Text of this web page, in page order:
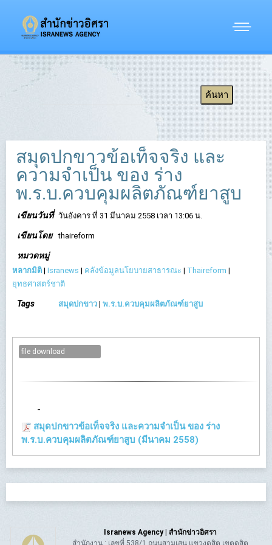
สมุดปกขาวข้อเท็จจริง และ
ความจำเป็น ของ ร่าง
พ.ร.บ.ควบคุมผลิตภัณฑ์ยาสูบ
เขียนวันที่ วันอังคาร ที่ 31 มีนาคม 2558 เวลา 13:06 น.
เขียนโดย thaireform
หมวดหมู่
หลากมิติ | Isranews | คลังข้อมูลนโยบายสาธารณะ | Thaireform |
ยุทธศาสตร์ชาติ
Tags สมุดปกขาว | พ.ร.บ.ควบคุมผลิตภัณฑ์ยาสูบ
file download
-
สมุดปกขาวข้อเท็จจริง และความจำเป็น ของ ร่าง
พ.ร.บ.ควบคุมผลิตภัณฑ์ยาสูบ (มีนาคม 2558)
Isranews Agency | สำนักข่าวอิศรา
สำนักงาน : เลขที่ 538/1 ถนนสามเสน แขวงดุสิต เขตดุสิต